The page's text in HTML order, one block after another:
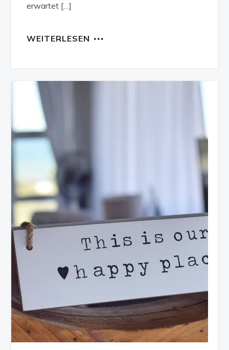
erwartet […]
WEITERLESEN